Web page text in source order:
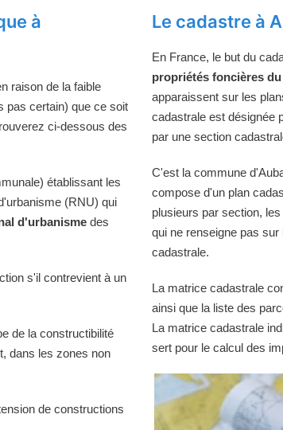
à
raison de la faible
pas certain) que ce soit
ci-dessous des
établissant les
(RNU) qui
d'urbanisme des
s'il contrevient à un
de la constructibilité
dans les zones non
de constructions
Le cadastre à
En France, le but du
propriétés foncières
apparaissent sur les
cadastrale est désignée
par une section
C'est la commune
compose d'un plan
plusieurs par section,
qui ne renseigne pas
cadastrale.
La matrice cadastrale
ainsi que la liste des
La matrice cadastrale
sert pour le calcul des